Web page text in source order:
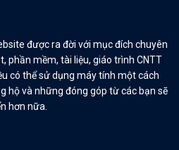
được ra đời với mục đích chuyên
phần mềm, tài liệu, giáo trình CNTT
có thể sử dụng máy tính một cách
hộ và những đóng góp từ các bạn sẽ
hơn nữa.